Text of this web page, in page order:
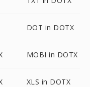
DOT in DOTX
MOBI in DOTX
XLS in DOTX